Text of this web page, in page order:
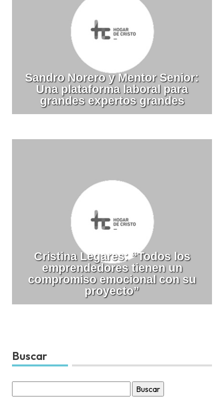
Sandro Norero y Mentor Senior:
Una plataforma laboral para
grandes expertos grandes
Cristina Legares: “Todos los
emprendedores tienen un
compromiso emocional con su
proyecto”
Buscar
por: